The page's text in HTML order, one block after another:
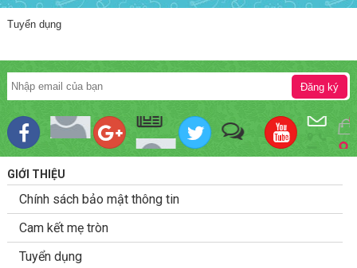
Tuyển dụng
GIỚI THIỆU
Chính sách bảo mật thông tin
Cam kết mẹ tròn
Tuyển dụng